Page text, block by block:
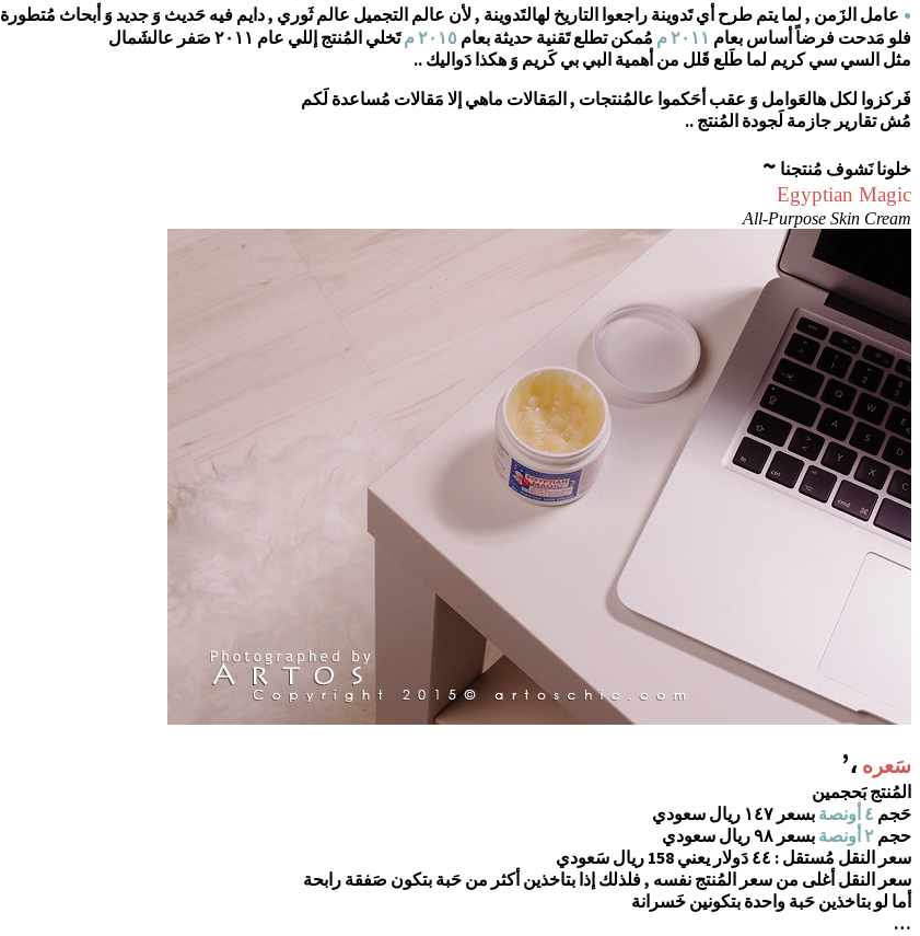
• عامل الزَمن , لما يتم طرح أي تَدوينة راجعوا التاريخ لهالتَدوينة , لأن عالم التجميل عالم ثَوري , دايم فيه حَديث وَ جديد وَ أبحاث مُتطورة
فلو مَدحت فرضاً أساس بعام
مُمكن تطلع تَقنية حديثة بعام ٢٠١٥ م
تَخلي المُنتج إللي عام ٢٠١١ صَفر عالشَمال
مثل السي سي كريم لما طَلع قَلل من أهمية البي بي كَريم وَ هكذا دَواليك ..
فَركزوا لكل هالعَوامل وَ عقب أحَكموا عالمُنتجات , المَقالات ماهي إلا مَقالات مُساعدة لَكم
مُش تقارير جازمة لَجودة المُنتج ..
خلونا نَشوف مُنتجنا ~
Egyptian Magic
All-Purpose Skin Cream
سَعره ،’
المُنتج بَحجمين
حَجم ٤ أونصة
بسعر ١٤٧ ريال سعودي
حجم ٢ أونصة
بسعر ٩٨ ريال سعودي
سعر النقل مُستقل : ٤٤ دَولار يعني 158 ريال سَعودي
سعر النقل أغلى من سعر المُنتج نفسه , فلذلك إذا بتاخذين أكثر من حَبة بتكون صَفقة رابحة
أما لو بتاخذين حَبة واحدة بتكونين خَسرانة
…